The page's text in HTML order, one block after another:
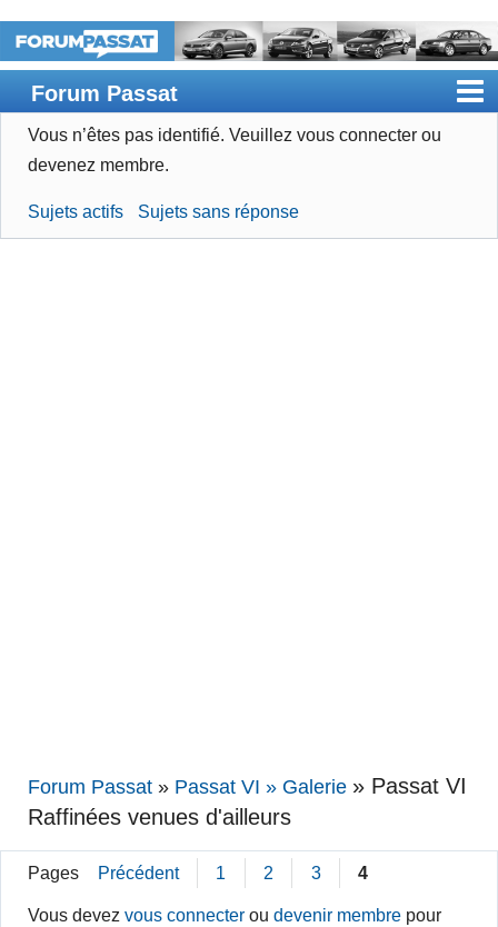
Forum Passat
Accueil
Devenir membre
Vous n’êtes pas identifié. Veuillez vous connecter ou
devenez membre.
Sujets actifs Sujets sans réponse
Forum Passat » Passat VI » Galerie » Passat VI
Raffinées venues d'ailleurs
Pages Précédent 1 2 3 4
Vous devezvous connecter oudevenir membre pour